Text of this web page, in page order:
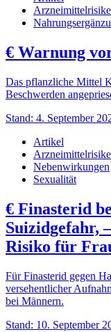
€ Warnung
Das pflanzliche Mittel
Beschwerden
Stand: 4. September
Artikel
Nebenwirkungen
Sexualität
€ Finasterid
Suizidgefahr,
Risiko für
Für Finasterid gegen
versehentlicher
bei Männern.
Stand: 10. September